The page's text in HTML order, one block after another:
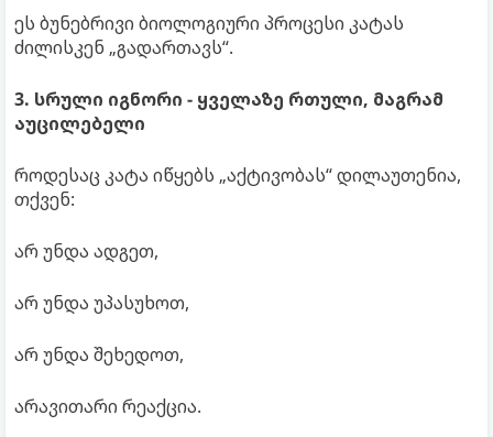
ეს ბუნებრივი ბიოლოგიური პროცესი კატას
ძილისკენ „გადართავს“.
3. სრული იგნორი - ყველაზე რთული, მაგრამ
აუცილებელი
როდესაც კატა იწყებს „აქტივობას“ დილაუთენია,
თქვენ:
არ უნდა ადგეთ,
არ უნდა უპასუხოთ,
არ უნდა შეხედოთ,
არავითარი რეაქცია.